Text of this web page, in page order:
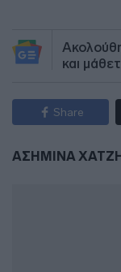
και
Share
ΑΣΗΜΙΝΑ